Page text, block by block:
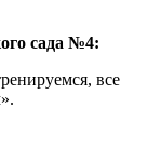
сада №4:
все